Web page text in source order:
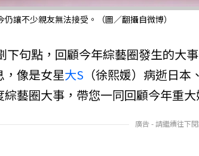
讓不少親友無法接受。（圖／翻攝自微博）
下句點，回顧今年綜藝圈發生的大
，像是女星大S （徐熙媛）病逝日本、
藝圈大事，帶您一同回顧今年重
廣告 - 請繼續往下